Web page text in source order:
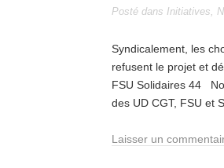
Posté dans Initiatives,
Syndicalement, les
refusent le projet et
FSU Solidaires 44
des UD CGT, FSU et
Laisser un